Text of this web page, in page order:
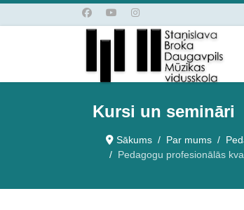
Kursi un semināri
Sākums Par mums
Pedagogu profesionālās